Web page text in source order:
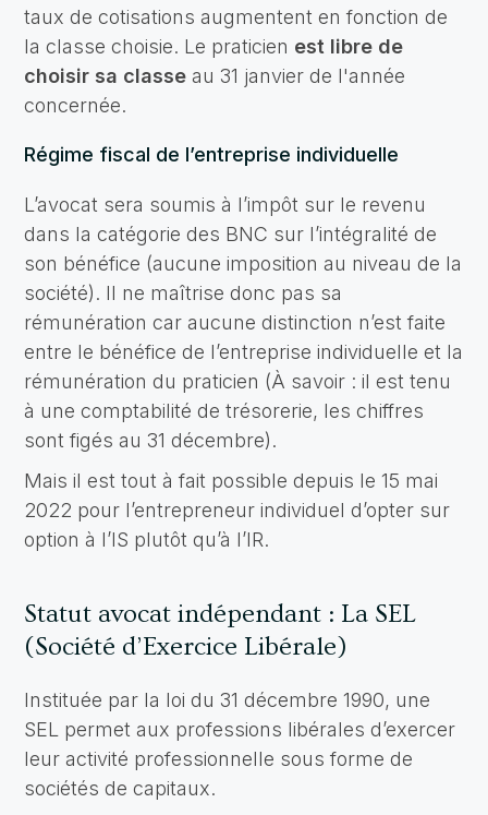
taux de cotisations augmentent en fonction de
la classe choisie. Le praticien est libre de
choisir sa classe au 31 janvier de l'année
concernée.
Régime fiscal de l’entreprise individuelle
L’avocat sera soumis à l’impôt sur le revenu
dans la catégorie des BNC sur l’intégralité de
son bénéfice (aucune imposition au niveau de la
société). Il ne maîtrise donc pas sa
rémunération car aucune distinction n’est faite
entre le bénéfice de l’entreprise individuelle et la
rémunération du praticien (À savoir : il est tenu
à une comptabilité de trésorerie, les chiffres
sont figés au 31 décembre).
Mais il est tout à fait possible depuis le 15 mai
2022 pour l’entrepreneur individuel d’opter sur
option à l’IS plutôt qu’à l’IR.
Statut avocat indépendant : La SEL
(Société d’Exercice Libérale)
Instituée par la loi du 31 décembre 1990, une
SEL permet aux professions libérales d’exercer
leur activité professionnelle sous forme de
sociétés de capitaux.